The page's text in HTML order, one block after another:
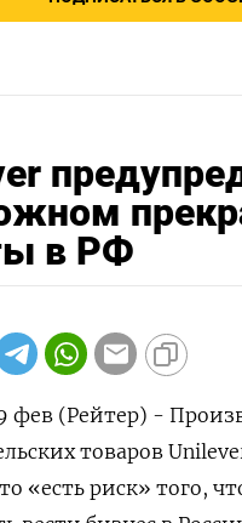
в РФ
(Рейтер) -
товаров
«есть риск» того,